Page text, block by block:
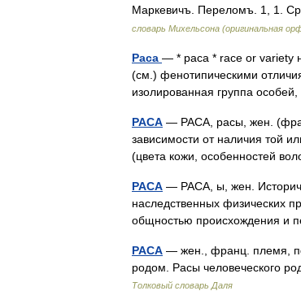
Маркевичъ. Переломъ. 1, 1.
словарь Михельсона (оригинальная
Раса — * раса * race or variety
(см.) фенотипическими
изолированная группа
РАСА — РАСА, расы, жен.
зависимости от наличия той
(цвета кожи, особенностей
РАСА — РАСА, ы, жен.
наследственных физических
общностью происхождения и
РАСА — жен., франц. племя,
родом. Расы человеческого
Толковый словарь Даля